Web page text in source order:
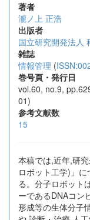
著者
瀧ノ上 正浩
出版者
国立研究開発法人
雑誌
情報管理 (
巻号頁・発行日
vol.60, no.9,
01)
参考文献数
15
本稿では,近年,研
ロボット工学)」
る。分子ロボット
ーであるDNAコン
形成等の生体分子